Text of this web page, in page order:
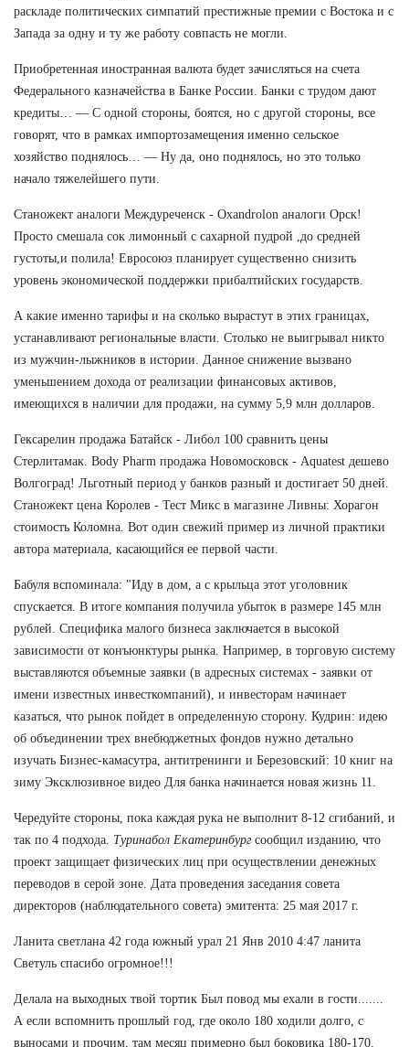
раскладе политических симпатий престижные премии с Востока и с
Запада за одну и ту же работу совпасть не могли.
Приобретенная иностранная валюта будет зачисляться на счета
Федерального казначейства в Банке России. Банки с трудом дают
кредиты… — С одной стороны, боятся, но с другой стороны, все
говорят, что в рамках импортозамещения именно сельское
хозяйство поднялось… — Ну да, оно поднялось, но это только
начало тяжелейшего пути.
Станожект аналоги Междуреченск - Oxandrolon аналоги Орск!
Просто смешала сок лимонный с сахарной пудрой ,до средней
густоты,и полила! Евросоюз планирует существенно снизить
уровень экономической поддержки прибалтийских государств.
А какие именно тарифы и на сколько вырастут в этих границах,
устанавливают региональные власти. Столько не выигрывал никто
из мужчин-лыжников в истории. Данное снижение вызвано
уменьшением дохода от реализации финансовых активов,
имеющихся в наличии для продажи, на сумму 5,9 млн долларов.
Гексарелин продажа Батайск - Либол 100 сравнить цены
Стерлитамак. Body Pharm продажа Новомосковск - Aquatest дешево
Волгоград! Льготный период у банков разный и достигает 50 дней.
Станожект цена Королев - Тест Микс в магазине Ливны: Хорагон
стоимость Коломна. Вот один свежий пример из личной практики
автора материала, касающийся ее первой части.
Бабуля вспоминала: "Иду в дом, а с крыльца этот уголовник
спускается. В итоге компания получила убыток в размере 145 млн
рублей. Специфика малого бизнеса заключается в высокой
зависимости от конъюнктуры рынка. Например, в торговую систему
выставляются объемные заявки (в адресных системах - заявки от
имени известных инвесткомпаний), и инвесторам начинает
казаться, что рынок пойдет в определенную сторону. Кудрин: идею
об объединении трех внебюджетных фондов нужно детально
изучать Бизнес-камасутра, антитренинги и Березовский: 10 книг на
зиму Эксклюзивное видео Для банка начинается новая жизнь 11.
Чередуйте стороны, пока каждая рука не выполнит 8-12 сгибаний, и
так по 4 подхода. Туринабол Екатеринбург сообщил изданию, что
проект защищает физических лиц при осуществлении денежных
переводов в серой зоне. Дата проведения заседания совета
директоров (наблюдательного совета) эмитента: 25 мая 2017 г.
Ланита светлана 42 года южный урал 21 Янв 2010 4:47 ланита
Светуль спасибо огромное!!!
Делала на выходных твой тортик Был повод мы ехали в гости.......
А если вспомнить прошлый год, где около 180 ходили долго, с
выносами и прочим, там месяц примерно был боковика 180-170.